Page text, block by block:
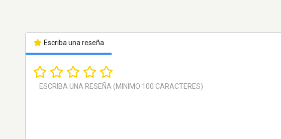
Escriba una reseña